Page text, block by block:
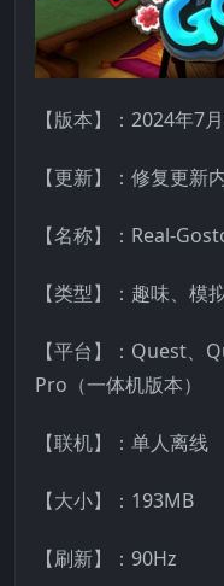
【版本】：2024年7
【更新】：修复更新
【名称】：Real-
【类型】：趣味、模
【平台】：Quest、
Pro（一体机版本）
【联机】：单人离线
【大小】：193MB
【刷新】：90Hz